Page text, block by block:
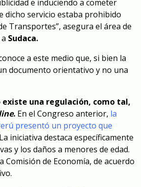
e induciendo a cometer
dicho servicio estaba prohibido
Transportes”, asegura el área de
Sudaca.
a este medio que, si bien la
documento orientativo y no una
existe una regulación, como tal,
. En el Congreso anterior, la
presentó un proyecto que
La iniciativa destaca específicamente
y los daños a menores de edad.
Comisión de Economía, de acuerdo